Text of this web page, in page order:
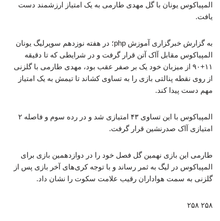
المپیاکوس یونان با گل مهدی طارمی به یک امتیاز ارزشمند دست
یافت.
به گزارش خبرگزاری آموزش php؛ در هفته نوزدهم سوپرلیگ یونان
المپیاکوس مقابل آاک آتن قرار گرفت و در شرایطی که تا دقیقه
۱۱+۹۰ از میزبان خود یک بر صفر عقب بود، مهدی طارمی با گلزنی
از روی نقطه پنالتی بازی را به تساوی کشاند تا تیمش به یک امتیاز
مهم دست پیدا کند.
المپیاکوس با این تساوی ۴۳ امتیازی شد و در رده سوم و فاصله ۲
امتیازی آاک صدرنشین قرار گرفت.
طارمی این بازی نهمین گل فصل خود را در دوازدهمین بازی برای
المپیاکوس در لیگ به ثمر رساند و با توجه کری‌های آخر بازی پس از
گلزنی به سمت هواداران رقیب علامت سکوت را نشان داد.
۲۵۸ ۲۵۸